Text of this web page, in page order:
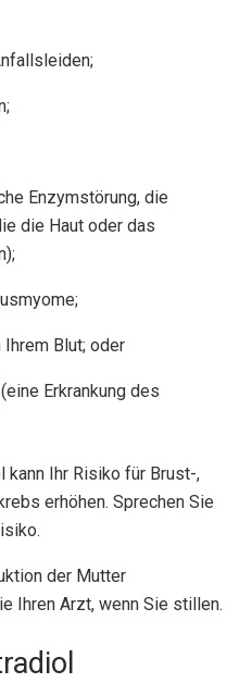
Enzymstörung, die
die Haut oder das
Blut; oder
Erkrankung des
kann Ihr Risiko für Brust-,
erhöhen. Sprechen Sie
der Mutter
Ihren Arzt, wenn Sie stillen.